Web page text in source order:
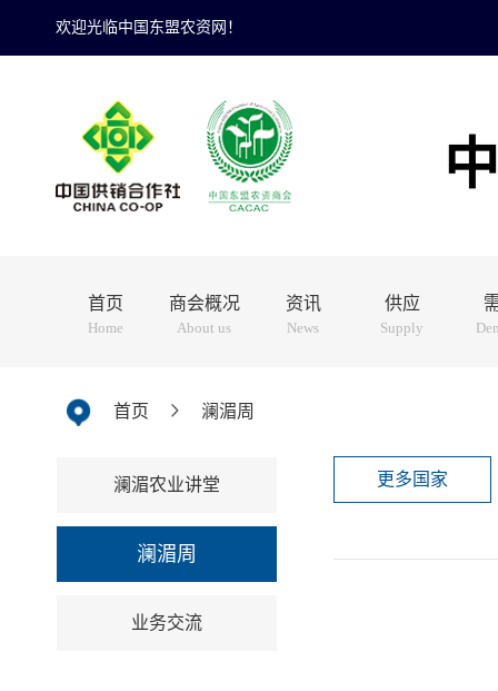
欢迎光临中国东盟农资网！
首页
Home
商会概况
About us
资讯
News
供应
Supply
首页 澜湄周
澜湄农业讲堂
澜湄周
业务交流
更多国家